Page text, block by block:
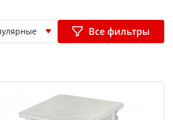
Все фильтры